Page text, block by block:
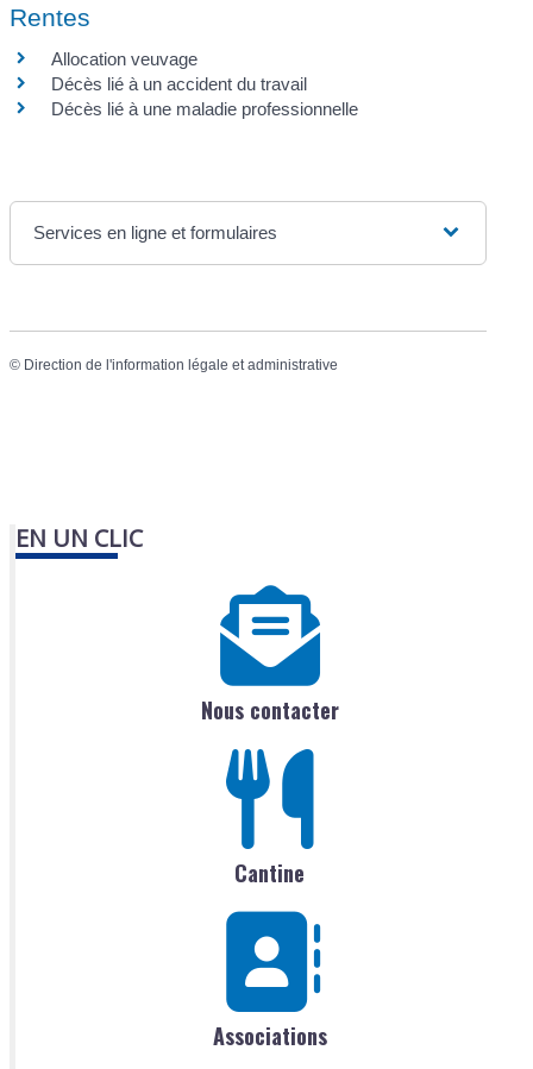
Rentes
Allocation veuvage
Décès lié à un accident du travail
Décès lié à une maladie professionnelle
Services en ligne et formulaires
© Direction de l'information légale et administrative
EN UN CLIC
Nous contacter
Cantine
Associations